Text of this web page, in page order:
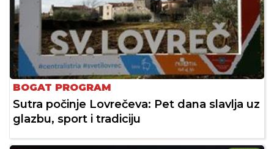
BOGAT PROGRAM
Sutra počinje Lovrečeva: Pet dana slavlja uz
glazbu, sport i tradiciju